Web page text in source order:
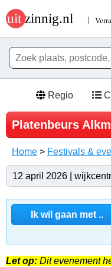
Regio
Platenbeurs
Home > Festivals &
12 april 2026 |
Let op: Dit evenement